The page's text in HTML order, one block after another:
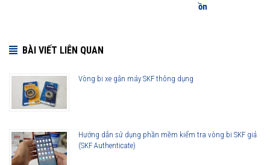
– Less than one
month:
–20 to +45 °C (–5 to +115 °F)
month, but less than
six months:
ồn
BÀI VIẾT LIÊN QUAN
Vòng bi xe gắn máy SKF thông dụng
Hướng dẫn sử dụng phần mềm kiểm tra vòng bi SKF giả
(SKF Authenticate)